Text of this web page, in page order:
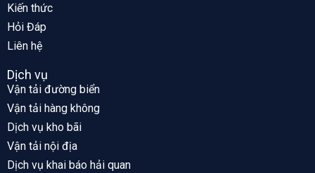
Kiến thức
Hỏi Đáp
Liên hệ
Dịch vụ
Vận tải đường biển
Vận tải hàng không
Dịch vụ kho bãi
Vận tải nội địa
Dịch vụ khai báo hải quan